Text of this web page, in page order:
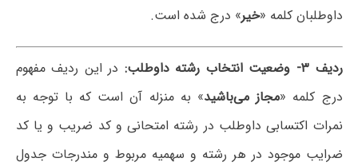
داوطلبان کلمه «خیر» درج شده است.
ردیف۳- وضعیت انتخاب رشته داوطلب: در این ردیف مفهوم
درج کلمه «مجاز می‌باشید» به منزله آن است که با توجه به
نمرات اکتسابی داوطلب در رشته امتحانی و کد ضریب و یا کد
ضرایب موجود در هر رشته و سهمیه مربوط و مندرجات جدول